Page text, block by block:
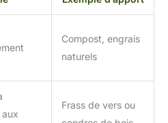
Compost, engrais
naturels
Frass de vers ou